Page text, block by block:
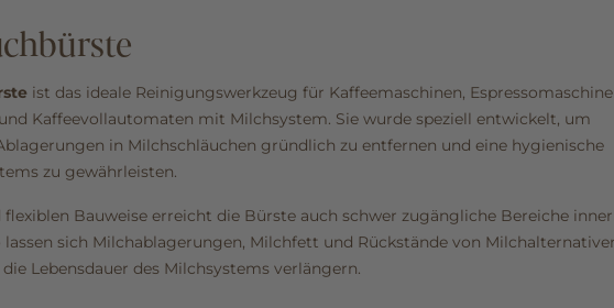
ist das ideale Reinigungswerkzeug für Kaffeemaschinen,
Kaffeevollautomaten mit Milchsystem. Sie wurde speziell entwickelt, um
in Milchschläuchen gründlich zu entfernen und eine hygienische
zu gewährleisten.
Bauweise erreicht die Bürste auch schwer zugängliche Bereiche
sich Milchablagerungen, Milchfett und Rückstände von
Lebensdauer des Milchsystems verlängern.